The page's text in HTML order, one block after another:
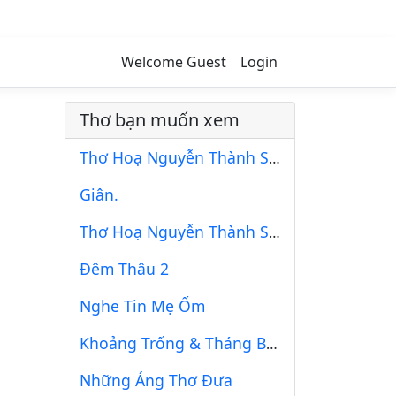
Welcome Guest Login
Thơ bạn muốn xem
Thơ Hoạ Nguyễn Thành Sáng & Tam Muội (828)
Giân.
Thơ Hoạ Nguyễn Thành Sáng & Tam Muội (1047)
Đêm Thâu 2
Nghe Tin Mẹ Ốm
Khoảng Trống & Tháng Bảy
Những Áng Thơ Đưa